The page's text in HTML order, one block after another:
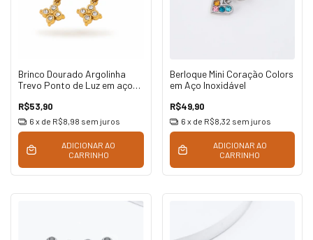
Brinco Dourado Argolinha
Trevo Ponto de Luz em aço
R$53,90
6 x de R$8,98 sem juros
ADICIONAR AO
CARRINHO
Berloque Mini Coração Colors
em Aço Inoxidável
R$49,90
6 x de R$8,32 sem juros
ADICIONAR AO
CARRINHO